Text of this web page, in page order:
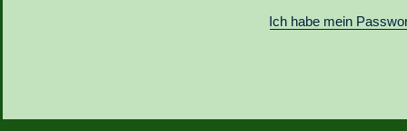
Ich habe mein